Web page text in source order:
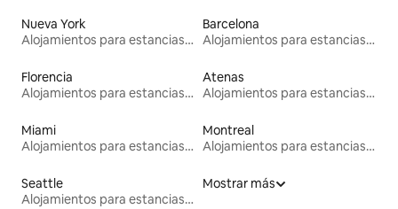
Nueva York
Alojamientos para estancias largas
Barcelona
Alojamientos para estancias largas
Florencia
Alojamientos para estancias largas
Atenas
Alojamientos para estancias largas
Miami
Alojamientos para estancias largas
Montreal
Alojamientos para estancias largas
Seattle
Alojamientos para estancias largas
Mostrar más